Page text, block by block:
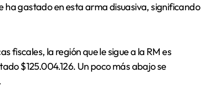
ha gastado en esta arma disuasiva, significando
fiscales, la región que le sigue a la RM es
$125.004.126. Un poco más abajo se